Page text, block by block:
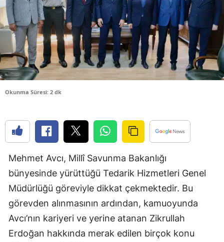
Bolu
Burdur
Bursa
Çanakkale
Denizli
Edirne
Elazığ
Erzurum
Okunma Süresi: 2 dk
Mehmet Avcı, Millî Savunma Bakanlığı
bünyesinde yürüttüğü Tedarik Hizmetleri Genel
Müdürlüğü göreviyle dikkat çekmektedir. Bu
görevden alınmasının ardından, kamuoyunda
Avcı’nın kariyeri ve yerine atanan Zikrullah
Erdoğan hakkında merak edilen birçok konu